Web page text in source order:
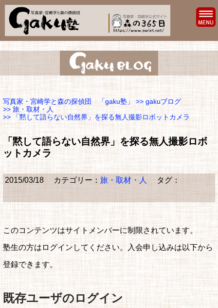
写真家・宮崎学と森の探偵団 「gaku塾」 >> gakuブログ
>> 旅・取材・人
>> 「黙して語らない自然界」を探る無人撮影ロボットカメラ
「黙して語らない自然界」を探る無人撮影ロボ
ットカメラ
2015/03/18 カテゴリー： 旅・取材・人 タグ：
このコンテンツはサイトメンバーに制限されています。
塾生の方はログインしてください。入会申し込みは以下から
登録できます。
既存ユーザのログイン